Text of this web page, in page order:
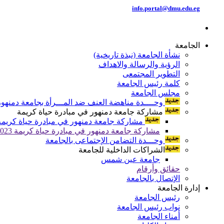
info.portal@dmu.edu.eg
الجامعة
نشأة الجامعة (نبذة تاريخية)
الرؤية والرسالة والاهداف
التطوير المجتمعى
كلمة رئيس الجامعة
مجلس الجامعة
وحــــدة مناهضة العنف ضد المـــرأة بجامعة
مشاركة جامعة دمنهور في مبادرة حياة كريمة
مشاركة جامعة دمنهور في مبادرة حياة كريمة
مشاركة جامعة دمنهور في مبادرة حياة كريمة 2023
وحـــدة التضامن الإجتماعى بالجامعة
الشراكات الداخلية للجامعة
جامعة عين شمس
حقائق وأرقام
الإتصال بالجامعة
إدارة الجامعة
رئيس الجامعة
نواب رئيس الجامعة
أمناء الجامعة